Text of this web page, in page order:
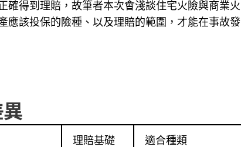
確得到理賠，故筆者本次會淺談住宅火險與商業火
應該投保的險種、以及理賠的範圍，才能在事故發
理賠基礎 適合種類